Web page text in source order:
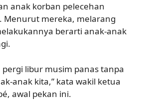
anak korban pelecehan
Menurut mereka, melarang
berarti anak-anak
pergi libur musim panas tanpa
anak kita,” kata wakil ketua
awal pekan ini.